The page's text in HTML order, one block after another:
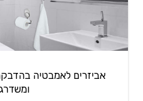
אביזרים לאמבטיה